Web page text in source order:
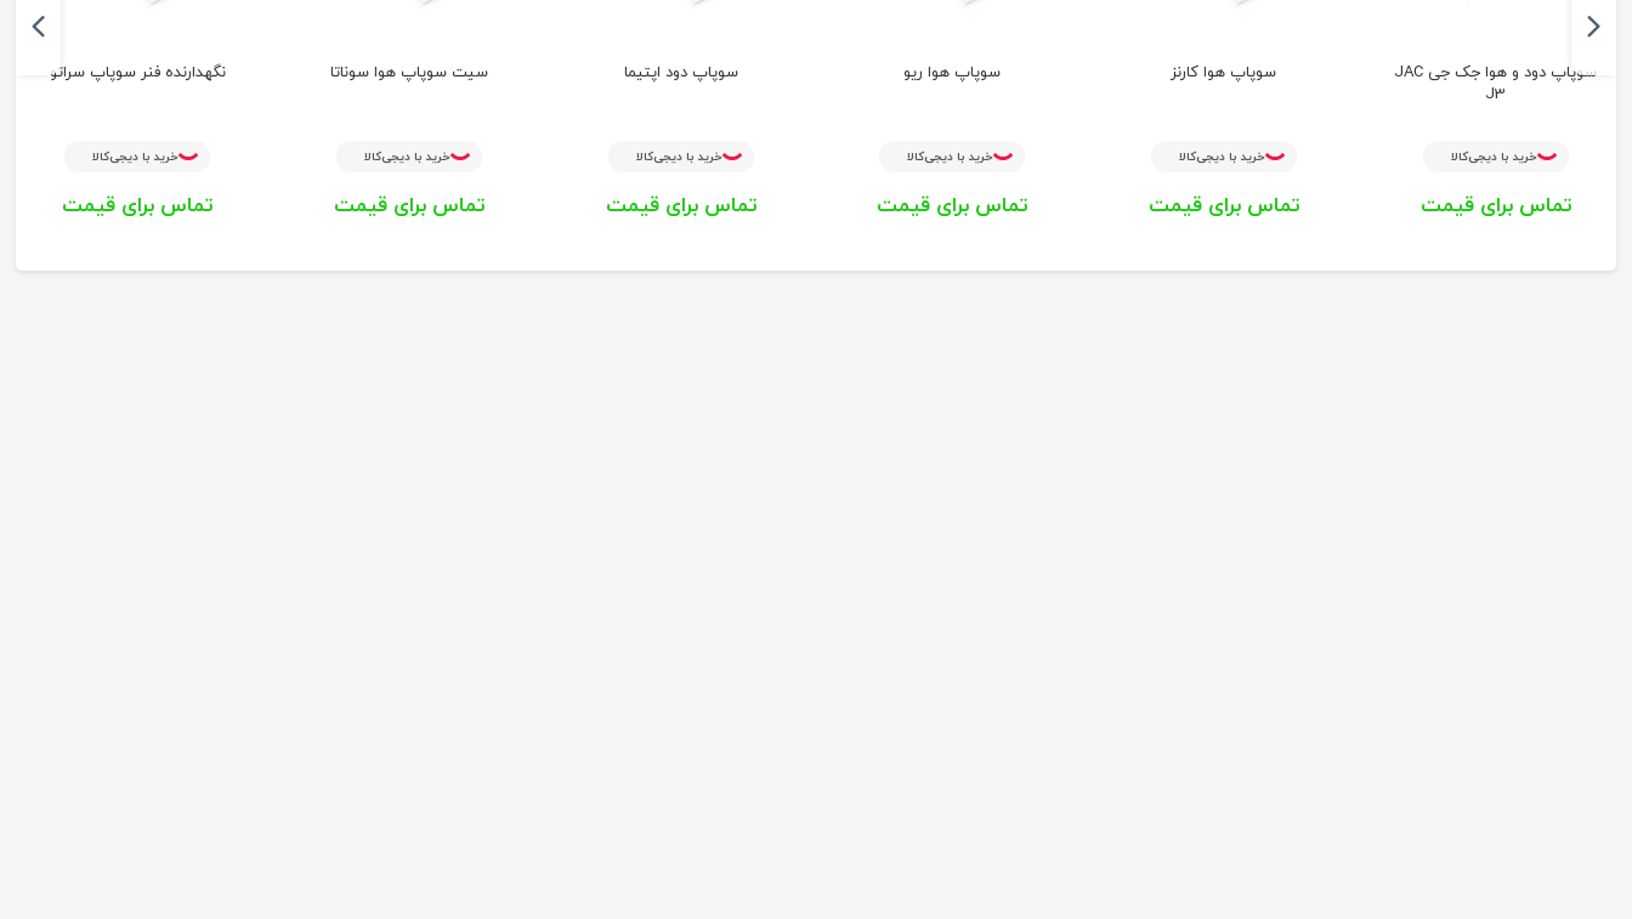
سوپاپ دود و هوا جک جی JAC
J3
خرید با دیجی‌کالا
تماس برای قیمت
سوپاپ هوا کارنز
خرید با دیجی‌کالا
تماس برای قیمت
سوپاپ هوا ریو
خرید با دیجی‌کالا
تماس برای قیمت
سوپاپ دود اپتیما
خرید با دیجی‌کالا
تماس برای قیمت
سیت سوپاپ هوا سوناتا
خرید با دیجی‌کالا
تماس برای قیمت
نگهدارنده فنر سوپاپ سراتو
خرید با دیجی‌کالا
تماس برای قیمت